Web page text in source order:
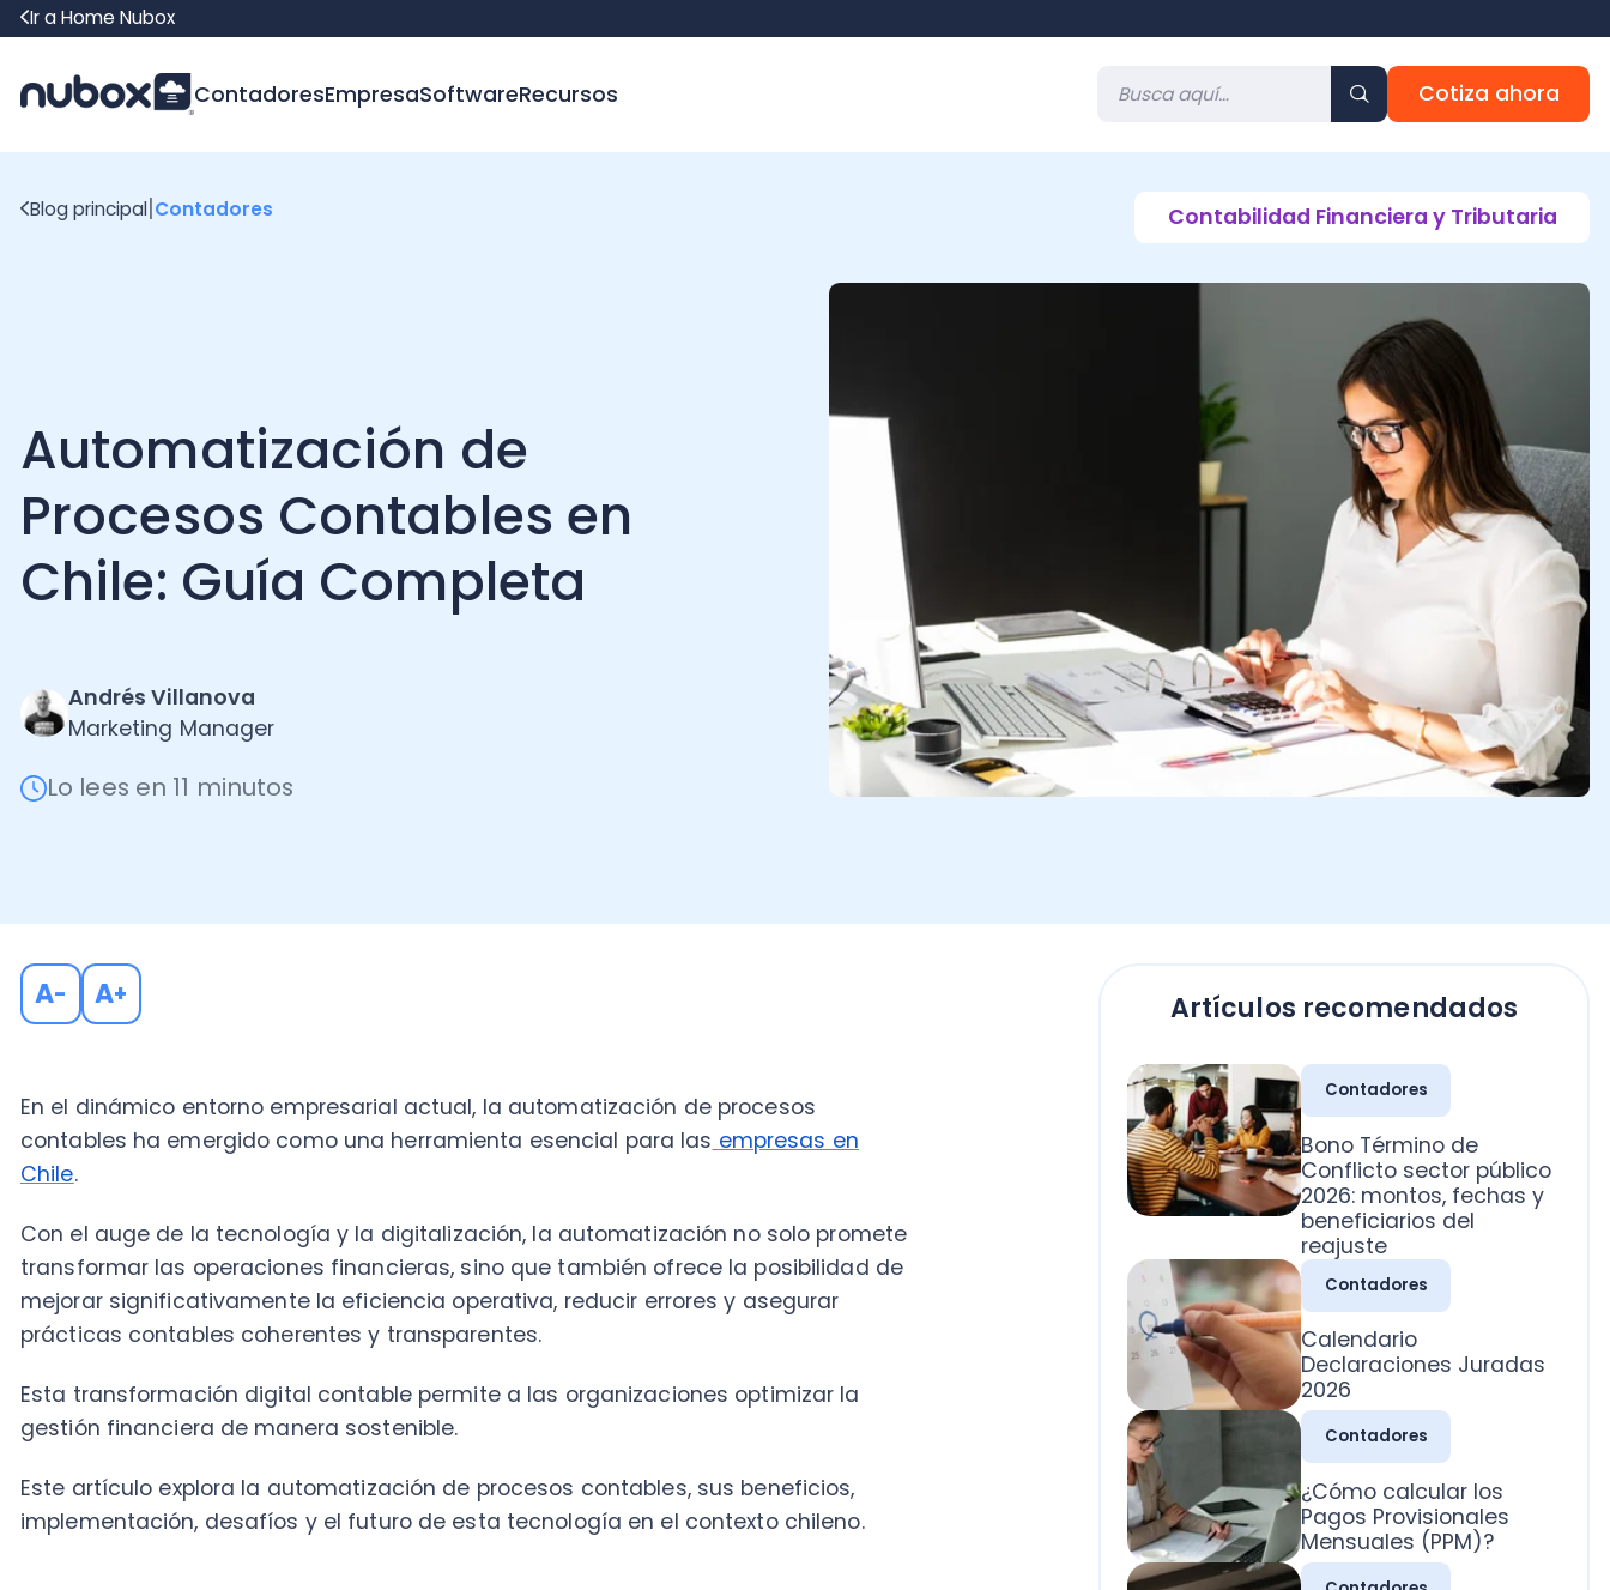
Ir a Home Nubox
ContadoresEmpresaSoftwareRecursos Cotiza ahora
Automatización de
Procesos Contables en
Chile: Guía Completa
Lo lees en 11 minutos
Contabilidad Financiera y Tributaria
En el dinámico entorno empresarial actual, la automatización de procesos
Con el auge de la tecnología y la digitalización, la automatización no solo promete
transformar las operaciones financieras, sino que también ofrece la posibilidad de
mejorar significativamente la eficiencia operativa, reducir errores y asegurar
Esta transformación digital contable permite a las organizaciones optimizar la
gestión financiera de manera sostenible.
Este artículo explora la automatización de procesos contables, sus beneficios,
implementación, desafíos y el futuro de esta tecnología en el contexto chileno.
Tabla de Contenido
Artículos recomendados
Contadores
Conflicto sector público
2026: montos, fechas y
beneficiarios del
reajuste
Contadores
Calendario
Declaraciones Juradas
2026
Contadores
¿Cómo calcular los
Pagos Provisionales
Mensuales (PPM)?
¿Cuál es la clasificación
de las cuentas
contables?